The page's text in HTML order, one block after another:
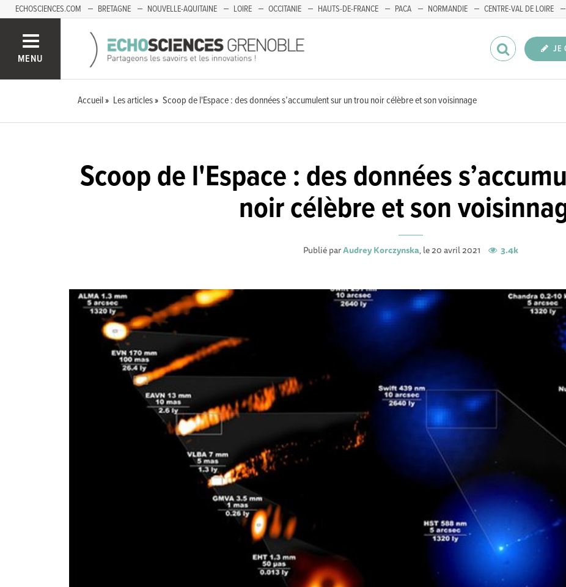
ECHOSCIENCES.COM BRETAGNE NOUVELLE-AQUITAINE LOIRE OCCITANIE HAUTS-DE-FRANCE PACA NORMANDIE CENTRE-VAL DE LOIRE
MENU
JE
Accueil Les articles Scoop de l'Espace : des données s’accumulent sur un trou noir célèbre et son voisinnage
Scoop de l'Espace : des données
noir célèbre et son
Publié parAudrey Korczynska, le 20 avril 2021 3.4k